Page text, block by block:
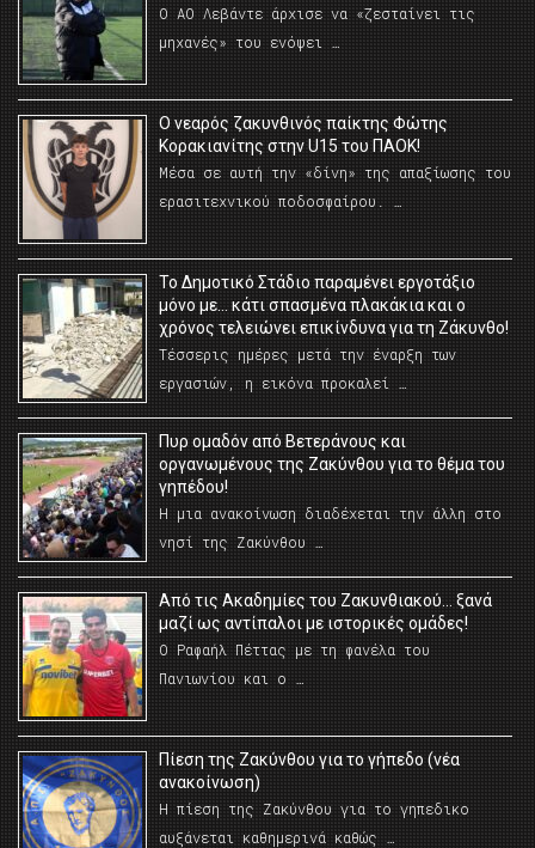
Ο ΑΟ Λεβάντε άρχισε να «ζεσταίνει τις
μηχανές» του ενόψει …
O νεαρός ζακυνθινός παίκτης Φώτης
Κορακιανίτης στην U15 του ΠΑΟΚ!
Μέσα σε αυτή την «δίνη» της απαξίωσης του
ερασιτεχνικού ποδοσφαίρου. …
Το Δημοτικό Στάδιο παραμένει εργοτάξιο
μόνο με… κάτι σπασμένα πλακάκια και ο
χρόνος τελειώνει επικίνδυνα για τη Ζάκυνθο!
Τέσσερις ημέρες μετά την έναρξη των
εργασιών, η εικόνα προκαλεί …
Πυρ ομαδόν από Βετεράνους και
οργανωμένους της Ζακύνθου για το θέμα του
γηπέδου!
Η μια ανακοίνωση διαδέχεται την άλλη στο
νησί της Ζακύνθου …
Από τις Ακαδημίες του Ζακυνθιακού… ξανά
μαζί ως αντίπαλοι με ιστορικές ομάδες!
Ο Ραφαήλ Πέττας με τη φανέλα του
Πανιωνίου και ο …
Πίεση της Ζακύνθου για το γήπεδο (νέα
ανακοίνωση)
Η πίεση της Ζακύνθου για το γηπεδικο
αυξάνεται καθημερινά καθώς …